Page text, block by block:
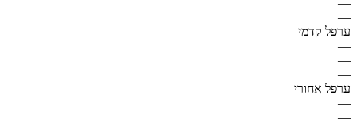
—
ערפל קדמי
—
—
—
ערפל אחורי
—
—